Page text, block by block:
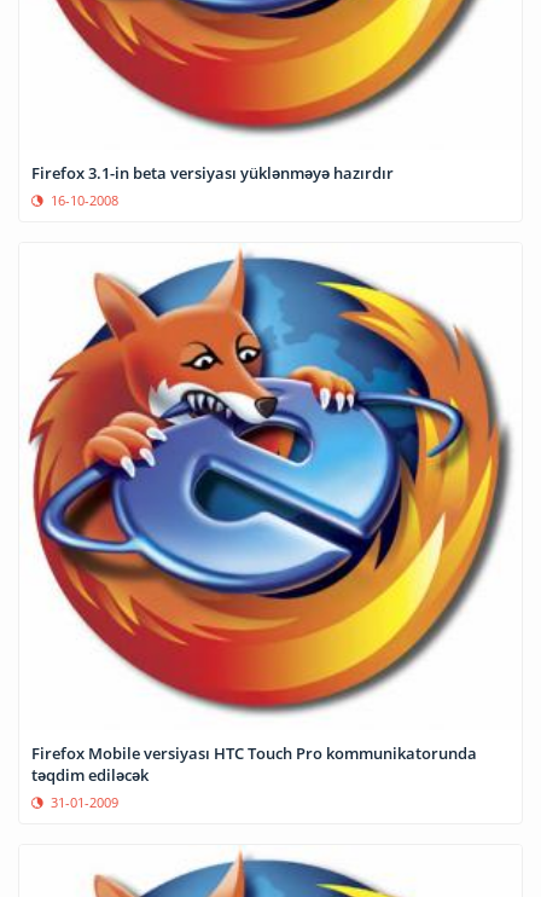
Firefox 3.1-in beta versiyası yüklənməyə hazırdır
16-10-2008
Firefox Mobile versiyası HTC Touch Pro kommunikatorunda
təqdim ediləcək
31-01-2009